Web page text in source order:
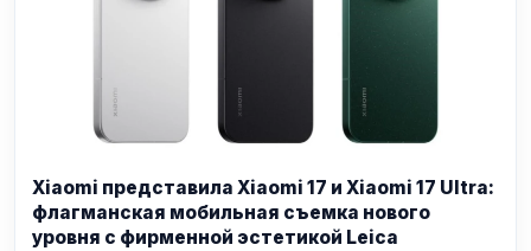
Xiaomi представила Xiaomi 17 и Xiaomi 17 Ultra:
флагманская мобильная съемка нового
уровня с фирменной эстетикой Leica